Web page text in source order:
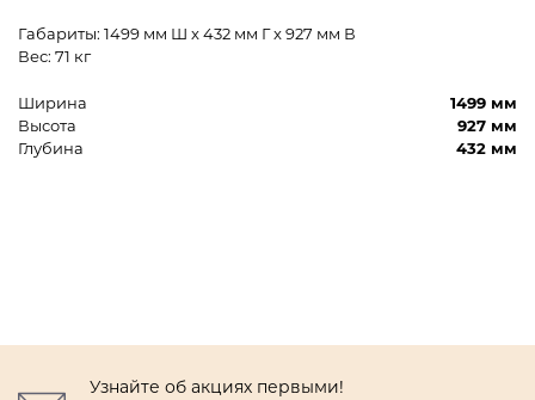
Габариты: 1499 мм Ш x 432 мм Г x 927 мм В
Вес: 71 кг
Ширина
1499 мм
Высота
927 мм
Глубина
432 мм
Узнайте об акциях первыми!